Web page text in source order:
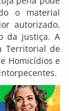
o material
autorizado,
da justiça. A
Territorial de
Homicídios e